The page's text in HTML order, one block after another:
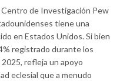
de Investigación Pew
tiene una
en Estados Unidos. Si bien
registrado durante los
refleja un apoyo
eclesial que a menudo